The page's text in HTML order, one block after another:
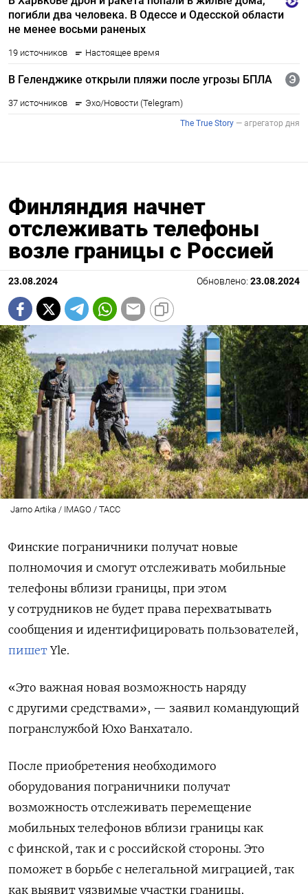
Финляндия начнет
отслеживать телефоны
возле границы с Россией
23.08.2024 Обновлено: 23.08.2024
Jarno Artika / IMAGO / ТАСС
Финские пограничники получат новые
полномочия и смогут отслеживать мобильные
телефоны вблизи границы, при этом
у сотрудников не будет права перехватывать
сообщения и идентифицировать пользователей,
пишетYle.
«Это важная новая возможность наряду
с другими средствами», — заявил командующий
погранслужбой Юхо Ванхатало.
После приобретения необходимого
оборудования пограничники получат
возможность отслеживать перемещение
мобильных телефонов вблизи границы как
с финской, так и с российской стороны. Это
поможет в борьбе с нелегальной миграцией, так
как выявит уязвимые участки границы,